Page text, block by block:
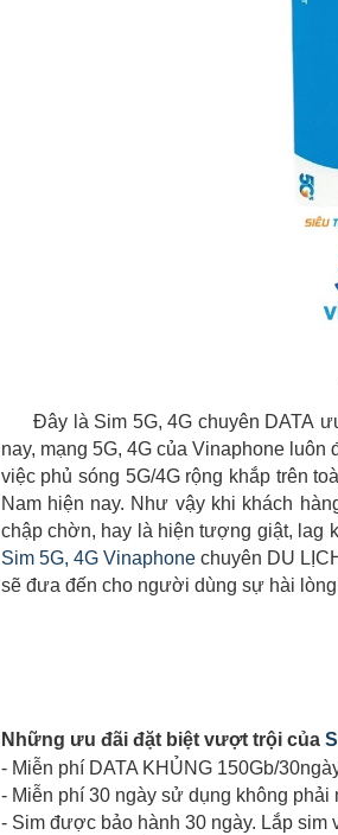
Đây là Sim 5G, 4G chuyên DATA
nay, mạng 5G, 4G của Vinaphone
việc phủ sóng 5G/4G rộng khắp trên
Nam hiện nay. Như vậy khi khách
chập chờn, hay là hiện tượng giật, lag
Sim 5G, 4G Vinaphone chuyên DU
sẽ đưa đến cho người dùng sự hài lòng
Những ưu đãi đặt biệt vượt trội của
- Miễn phí DATA KHỦNG 150Gb/
- Miễn phí 30 ngày sử dụng không phải
- Sim được bảo hành 30 ngày. Lắp sim